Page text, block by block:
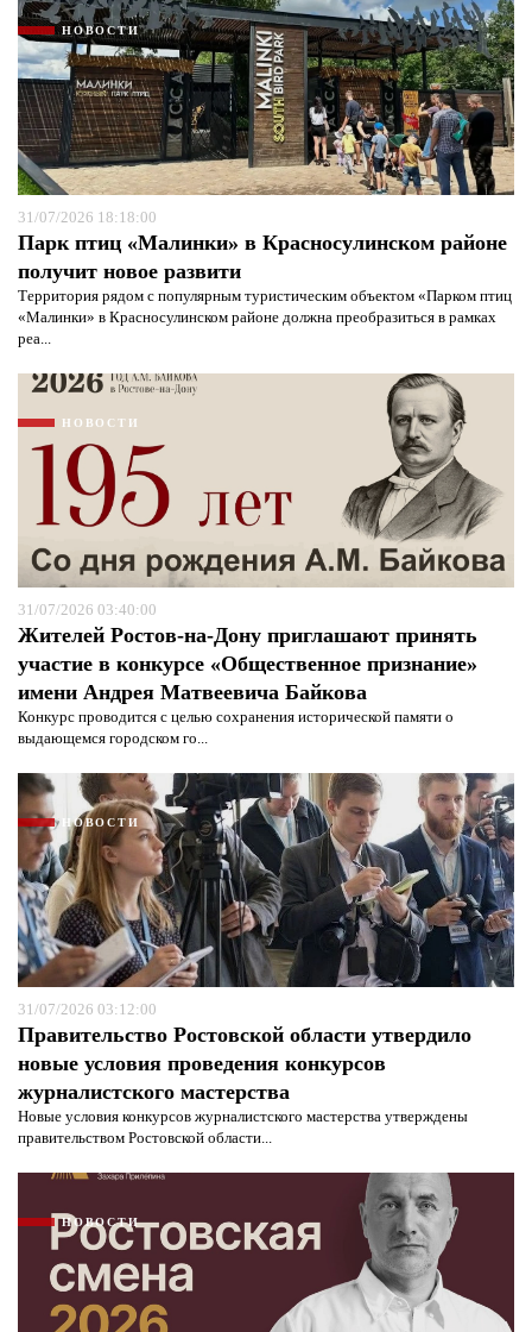
НОВОСТИ
31/07/2026 18:18:00
Парк птиц «Малинки» в Красносулинском районе
получит новое развити
Территория рядом с популярным туристическим объектом «Парком птиц
«Малинки» в Красносулинском районе должна преобразиться в рамках
реа...
НОВОСТИ
31/07/2026 03:40:00
Жителей Ростов-на-Дону приглашают принять
участие в конкурсе «Общественное признание»
имени Андрея Матвеевича Байкова
Конкурс проводится с целью сохранения исторической памяти о
выдающемся городском го...
НОВОСТИ
31/07/2026 03:12:00
Правительство Ростовской области утвердило
новые условия проведения конкурсов
журналистского мастерства
Новые условия конкурсов журналистского мастерства утверждены
правительством Ростовской области...
НОВОСТИ
Я согласен сполитикой конфиденциальности и
защиты информации*
Я согласен сполитикой конфиденциальности и
защиты информации*